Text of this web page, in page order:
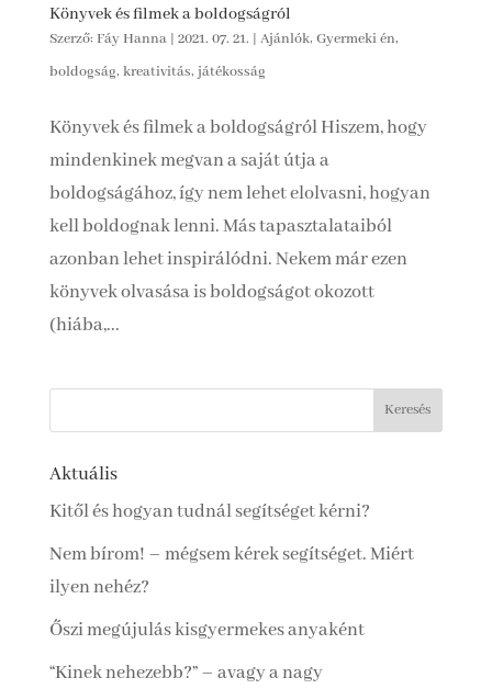
Könyvek és filmek a boldogságról
Szerző: Fáy Hanna| 2021. 07. 21. | Ajánlók, Gyermeki én,
boldogság, kreativitás, játékosság
Könyvek és filmek a boldogságról Hiszem, hogy
mindenkinek megvan a saját útja a
boldogságához, így nem lehet elolvasni, hogyan
kell boldognak lenni. Más tapasztalataiból
azonban lehet inspirálódni. Nekem már ezen
könyvek olvasása is boldogságot okozott
(hiába,...
Aktuális
Kitől és hogyan tudnál segítséget kérni?
Nem bírom! – mégsem kérek segítséget. Miért
ilyen nehéz?
Őszi megújulás kisgyermekes anyaként
“Kinek nehezebb?” – avagy a nagy